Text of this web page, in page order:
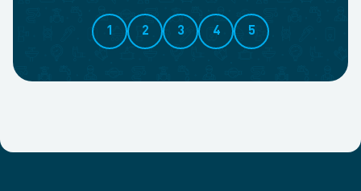
1 2 3 4 5